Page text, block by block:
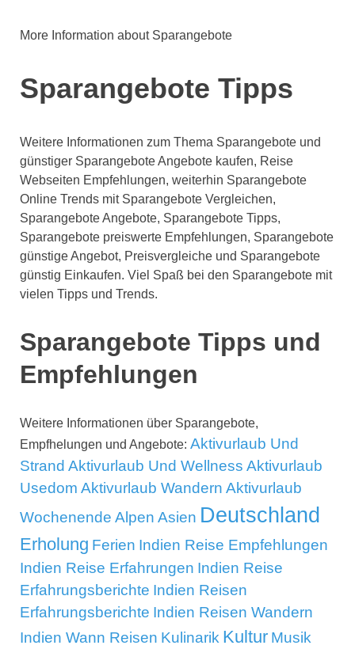
More Information about Sparangebote
Sparangebote Tipps
Weitere Informationen zum Thema Sparangebote und
günstiger Sparangebote Angebote kaufen, Reise
Webseiten Empfehlungen, weiterhin Sparangebote
Online Trends mit Sparangebote Vergleichen,
Sparangebote Angebote, Sparangebote Tipps,
Sparangebote preiswerte Empfehlungen, Sparangebote
günstige Angebot, Preisvergleiche und Sparangebote
günstig Einkaufen. Viel Spaß bei den Sparangebote mit
vielen Tipps und Trends.
Sparangebote Tipps und
Empfehlungen
Weitere Informationen über Sparangebote,
Empfhelungen und Angebote: Aktivurlaub Und
Strand Aktivurlaub Und Wellness Aktivurlaub
Usedom Aktivurlaub Wandern Aktivurlaub
Wochenende Alpen Asien Deutschland
Erholung Ferien Indien Reise Empfehlungen
Indien Reise Erfahrungen Indien Reise
Erfahrungsberichte Indien Reisen
Erfahrungsberichte Indien Reisen Wandern
Indien Wann Reisen Kulinarik Kultur Musik